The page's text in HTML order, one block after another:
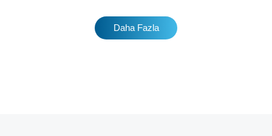
Daha Fazla